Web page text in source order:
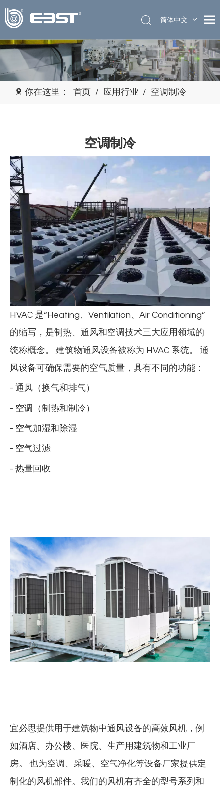
简体中文
你在这里： 首页 / 应用行业 / 空调制冷
空调制冷
HVAC 是“Heating、Ventilation、Air Conditioning”
的缩写，是制热、通风和空调技术三大应用领域的
统称概念。 建筑物通风设备被称为 HVAC 系统。 通
风设备可确保需要的空气质量，具有不同的功能：
- 通风（换气和排气）
- 空调（制热和制冷）
- 空气加湿和除湿
- 空气过滤
- 热量回收
宜必思提供用于建筑物中通风设备的高效风机，例
如酒店、办公楼、医院、生产用建筑物和工业厂
房。 也为空调、采暖、空气净化等设备厂家提供定
制化的风机部件。我们的风机有齐全的型号系列和